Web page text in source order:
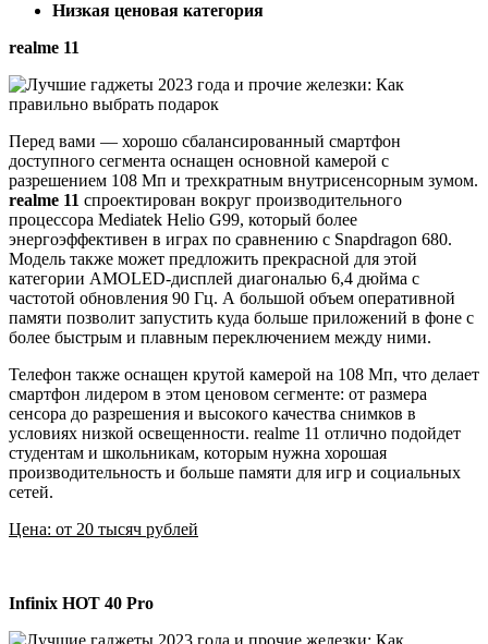
Низкая ценовая категория
realme 11
Перед вами — хорошо сбалансированный смартфон
доступного сегмента оснащен основной камерой с
разрешением 108 Мп и трехкратным внутрисенсорным зумом.
realme 11 спроектирован вокруг производительного
процессора Mediatek Helio G99, который более
энергоэффективен в играх по сравнению с Snapdragon 680.
Модель также может предложить прекрасной для этой
категории AMOLED-дисплей диагональю 6,4 дюйма с
частотой обновления 90 Гц. А большой объем оперативной
памяти позволит запустить куда больше приложений в фоне с
более быстрым и плавным переключением между ними.
Телефон также оснащен крутой камерой на 108 Мп, что делает
смартфон лидером в этом ценовом сегменте: от размера
сенсора до разрешения и высокого качества снимков в
условиях низкой освещенности. realme 11 отлично подойдет
студентам и школьникам, которым нужна хорошая
производительность и больше памяти для игр и социальных
сетей.
Цена: от 20 тысяч рублей
Infinix HOT 40 Pro